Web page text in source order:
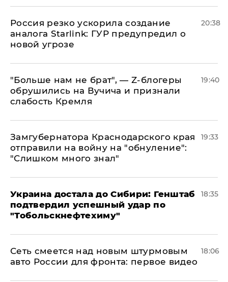
​Россия резко ускорила создание
аналога Starlink: ГУР предупредил о
новой угрозе
20:38
​"Больше нам не брат", — Z-блогеры
обрушились на Вучича и признали
слабость Кремля
19:40
Замгубернатора Краснодарского края
отправили на войну на "обнуление":
"Слишком много знал"
19:33
Украина достала до Сибири: Генштаб
подтвердил успешный удар по
"Тобольскнефтехиму"
18:35
Сеть смеется над новым штурмовым
авто России для фронта: первое видео
18:06